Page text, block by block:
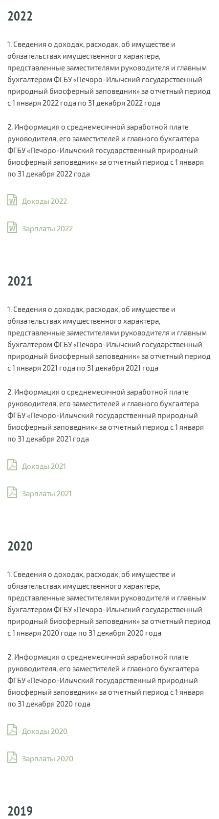
2022
1. Сведения о доходах, расходах, об имуществе и
обязательствах имущественного характера,
представленные заместителями руководителя и главным
бухгалтером ФГБУ «Печоро-Илычский государственный
природный биосферный заповедник» за отчетный период
с 1 января 2022 года по 31 декабря 2022 года
2. Информация о среднемесячной заработной плате
руководителя, его заместителей и главного бухгалтера
ФГБУ «Печоро-Илычский государственный природный
биосферный заповедник» за отчетный период с 1 января
по 31 декабря 2022 года
Доходы 2022
Зарплаты 2022
2021
1. Сведения о доходах, расходах, об имуществе и
обязательствах имущественного характера,
представленные заместителями руководителя и главным
бухгалтером ФГБУ «Печоро-Илычский государственный
природный биосферный заповедник» за отчетный период
с 1 января 2021 года по 31 декабря 2021 года
2. Информация о среднемесячной заработной плате
руководителя, его заместителей и главного бухгалтера
ФГБУ «Печоро-Илычский государственный природный
биосферный заповедник» за отчетный период с 1 января
по 31 декабря 2021 года
Доходы 2021
Зарплаты 2021
2020
1. Сведения о доходах, расходах, об имуществе и
обязательствах имущественного характера,
представленные заместителями руководителя и главным
бухгалтером ФГБУ «Печоро-Илычский государственный
природный биосферный заповедник» за отчетный период
с 1 января 2020 года по 31 декабря 2020 года
2. Информация о среднемесячной заработной плате
руководителя, его заместителей и главного бухгалтера
ФГБУ «Печоро-Илычский государственный природный
биосферный заповедник» за отчетный период с 1 января
по 31 декабря 2020 года
Доходы 2020
Зарплаты 2020
2019